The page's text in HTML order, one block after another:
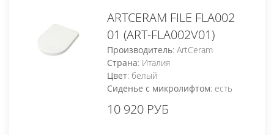
ARTCERAM FILE FLA002
01 (ART-FLA002V01)
Производитель: ArtCeram
Страна: Италия
Цвет: белый
Сиденье с микролифтом: есть
10 920 РУБ